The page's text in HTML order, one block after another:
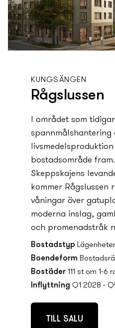
KUNGSÄNGEN
Rågslussen
I området som
spannmålshantering
bostadsområde
Skeppskajens
kommer Rågslussen
våningar över
moderna inslag,
och promenadstråk
Bostadstyp Lägenheter
Boendeform
Bostäder 111 st om 1-6
Inflyttning Q1 2028 -
TILL SALU